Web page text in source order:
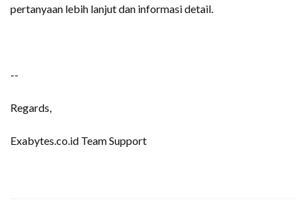
pertanyaan lebih lanjut dan informasi detail.
--
Regards,
Exabytes.co.id Team Support